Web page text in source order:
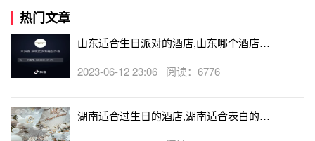
热门文章
山东适合生日派对的酒店,山东哪个酒店有
2023-06-12 23:06 阅读：6776
湖南适合过生日的酒店,湖南适合表白的酒